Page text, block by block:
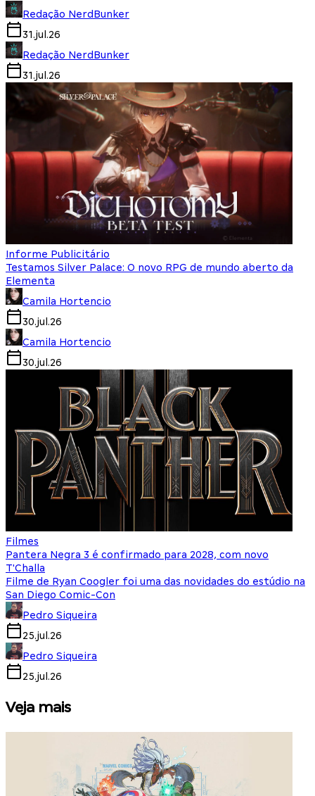
Redação NerdBunker
31.jul.26
Redação NerdBunker
31.jul.26
Informe Publicitário
Testamos Silver Palace: O novo RPG de mundo aberto da
Elementa
Camila Hortencio
30.jul.26
Camila Hortencio
30.jul.26
Filmes
Pantera Negra 3 é confirmado para 2028, com novo
T'Challa
Filme de Ryan Coogler foi uma das novidades do estúdio na
San Diego Comic-Con
Pedro Siqueira
25.jul.26
Pedro Siqueira
25.jul.26
Veja mais